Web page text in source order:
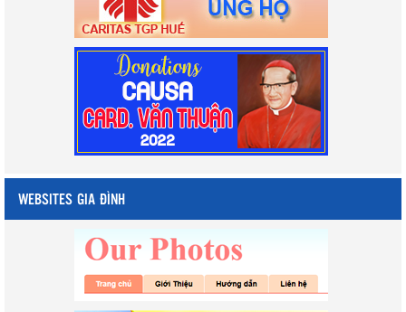
WEBSITES GIA ĐÌNH